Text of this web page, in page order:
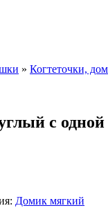
» Когтеточки,
с одной
Домик мягкий